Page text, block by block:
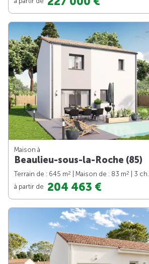
Maison à
Beaulieu-sous-la-Roche (85)
Terrain de : 645 m2 | Maison de : 83 m2
| 3 ch.
à partir de 204 463 €